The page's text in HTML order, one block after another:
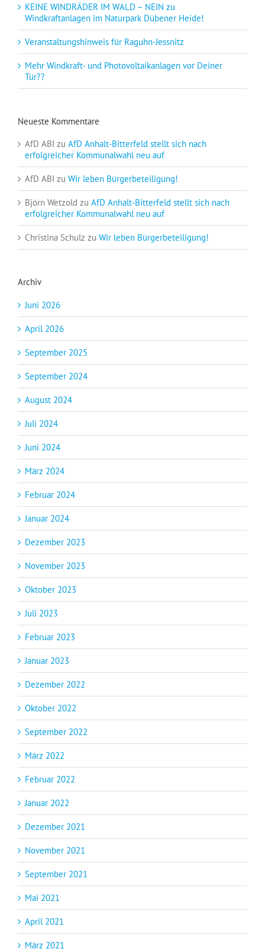
KEINE WINDRÄDER IM WALD – NEIN zu
Windkraftanlagen im Naturpark Dübener Heide!
Veranstaltungshinweis für Raguhn-Jessnitz
Mehr Windkraft- und Photovoltaikanlagen vor Deiner
Tür??
Neueste Kommentare
AfD ABI zu AfD Anhalt-Bitterfeld stellt sich nach
erfolgreicher Kommunalwahl neu auf
AfD ABI zu Wir leben Bürgerbeteiligung!
Björn Wetzold zu AfD Anhalt-Bitterfeld stellt sich nach
erfolgreicher Kommunalwahl neu auf
Christina Schulz zu Wir leben Bürgerbeteiligung!
Archiv
Juni 2026
April 2026
September 2025
September 2024
August 2024
Juli 2024
Juni 2024
März 2024
Februar 2024
Januar 2024
Dezember 2023
November 2023
Oktober 2023
Juli 2023
Februar 2023
Januar 2023
Dezember 2022
Oktober 2022
September 2022
März 2022
Februar 2022
Januar 2022
Dezember 2021
November 2021
September 2021
Mai 2021
April 2021
März 2021